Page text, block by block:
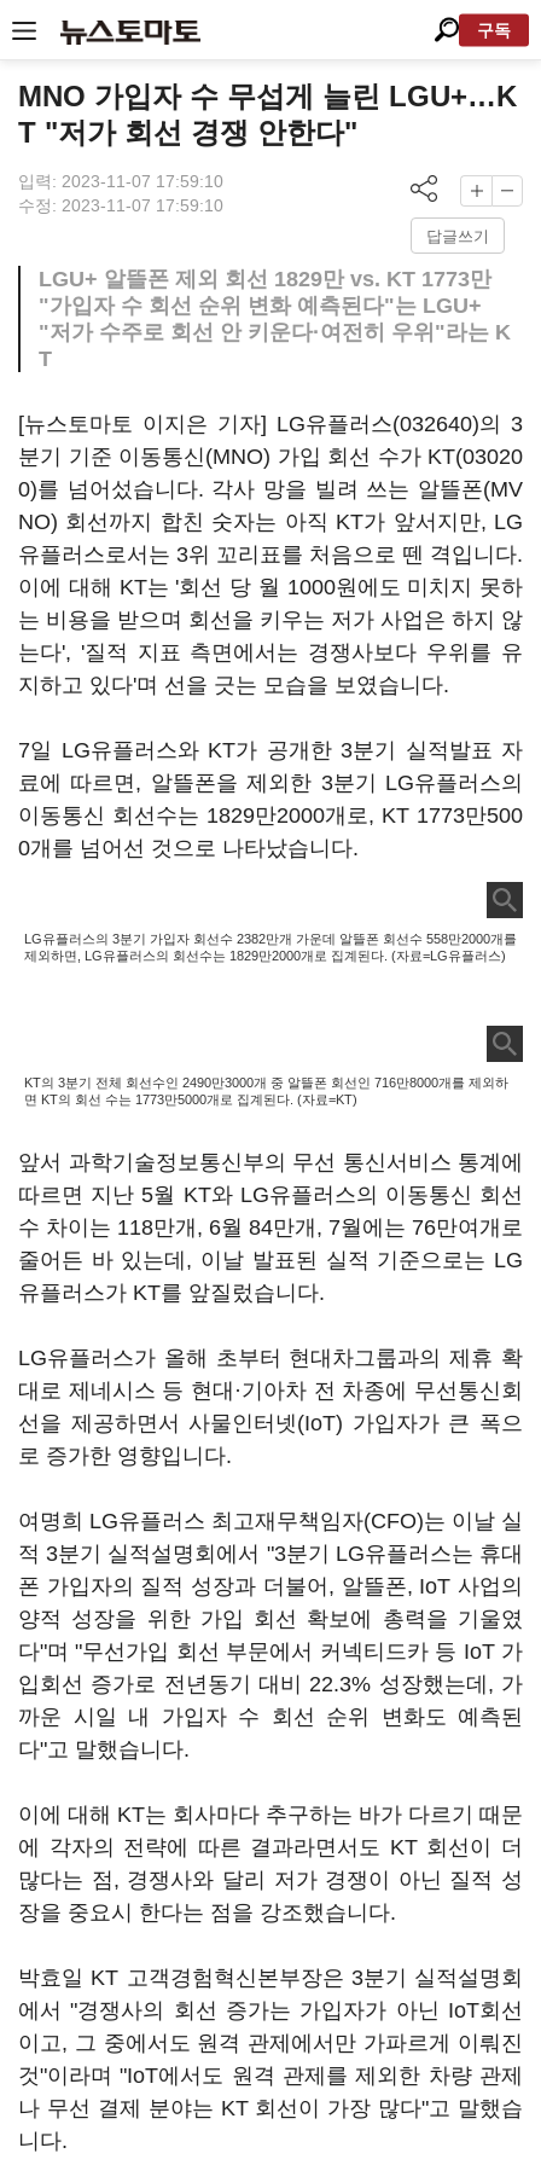
구독
MNO 가입자 수 무섭게 늘린 LGU+…K
T "저가 회선 경쟁 안한다"
입력: 2023-11-07 17:59:10
수정: 2023-11-07 17:59:10
답글쓰기
LGU+ 알뜰폰 제외 회선 1829만 vs. KT 1773만
"가입자 수 회선 순위 변화 예측된다"는 LGU+
"저가 수주로 회선 안 키운다·여전히 우위"라는 K
T
[뉴스토마토 이지은 기자] LG유플러스(032640)의 3
분기 기준 이동통신(MNO) 가입 회선 수가 KT(03020
0)를 넘어섰습니다. 각사 망을 빌려 쓰는 알뜰폰(MV
NO) 회선까지 합친 숫자는 아직 KT가 앞서지만, LG
유플러스로서는 3위 꼬리표를 처음으로 뗀 격입니다.
이에 대해 KT는 '회선 당 월 1000원에도 미치지 못하
는 비용을 받으며 회선을 키우는 저가 사업은 하지 않
는다', '질적 지표 측면에서는 경쟁사보다 우위를 유
지하고 있다'며 선을 긋는 모습을 보였습니다.
7일 LG유플러스와 KT가 공개한 3분기 실적발표 자
료에 따르면, 알뜰폰을 제외한 3분기 LG유플러스의
이동통신 회선수는 1829만2000개로, KT 1773만500
0개를 넘어선 것으로 나타났습니다.
LG유플러스의 3분기 가입자 회선수 2382만개 가운데 알뜰폰 회선수 558만2000개를
제외하면, LG유플러스의 회선수는 1829만2000개로 집계된다. (자료=LG유플러스)
KT의 3분기 전체 회선수인 2490만3000개 중 알뜰폰 회선인 716만8000개를 제외하
면 KT의 회선 수는 1773만5000개로 집계된다. (자료=KT)
앞서 과학기술정보통신부의 무선 통신서비스 통계에
따르면 지난 5월 KT와 LG유플러스의 이동통신 회선
수 차이는 118만개, 6월 84만개, 7월에는 76만여개로
줄어든 바 있는데, 이날 발표된 실적 기준으로는 LG
유플러스가 KT를 앞질렀습니다.
LG유플러스가 올해 초부터 현대차그룹과의 제휴 확
대로 제네시스 등 현대·기아차 전 차종에 무선통신회
선을 제공하면서 사물인터넷(IoT) 가입자가 큰 폭으
로 증가한 영향입니다.
여명희 LG유플러스 최고재무책임자(CFO)는 이날 실
적 3분기 실적설명회에서 "3분기 LG유플러스는 휴대
폰 가입자의 질적 성장과 더불어, 알뜰폰, IoT 사업의
양적 성장을 위한 가입 회선 확보에 총력을 기울였
다"며 "무선가입 회선 부문에서 커넥티드카 등 IoT 가
입회선 증가로 전년동기 대비 22.3% 성장했는데, 가
까운 시일 내 가입자 수 회선 순위 변화도 예측된
다"고 말했습니다.
이에 대해 KT는 회사마다 추구하는 바가 다르기 때문
에 각자의 전략에 따른 결과라면서도 KT 회선이 더
많다는 점, 경쟁사와 달리 저가 경쟁이 아닌 질적 성
장을 중요시 한다는 점을 강조했습니다.
박효일 KT 고객경험혁신본부장은 3분기 실적설명회
에서 "경쟁사의 회선 증가는 가입자가 아닌 IoT회선
이고, 그 중에서도 원격 관제에서만 가파르게 이뤄진
것"이라며 "IoT에서도 원격 관제를 제외한 차량 관제
나 무선 결제 분야는 KT 회선이 가장 많다"고 말했습
니다.